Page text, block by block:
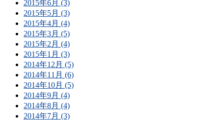
2015年6月 (3)
2015年5月 (3)
2015年4月 (4)
2015年3月 (5)
2015年2月 (4)
2015年1月 (3)
2014年12月 (5)
2014年11月 (6)
2014年10月 (5)
2014年9月 (4)
2014年8月 (4)
2014年7月 (3)